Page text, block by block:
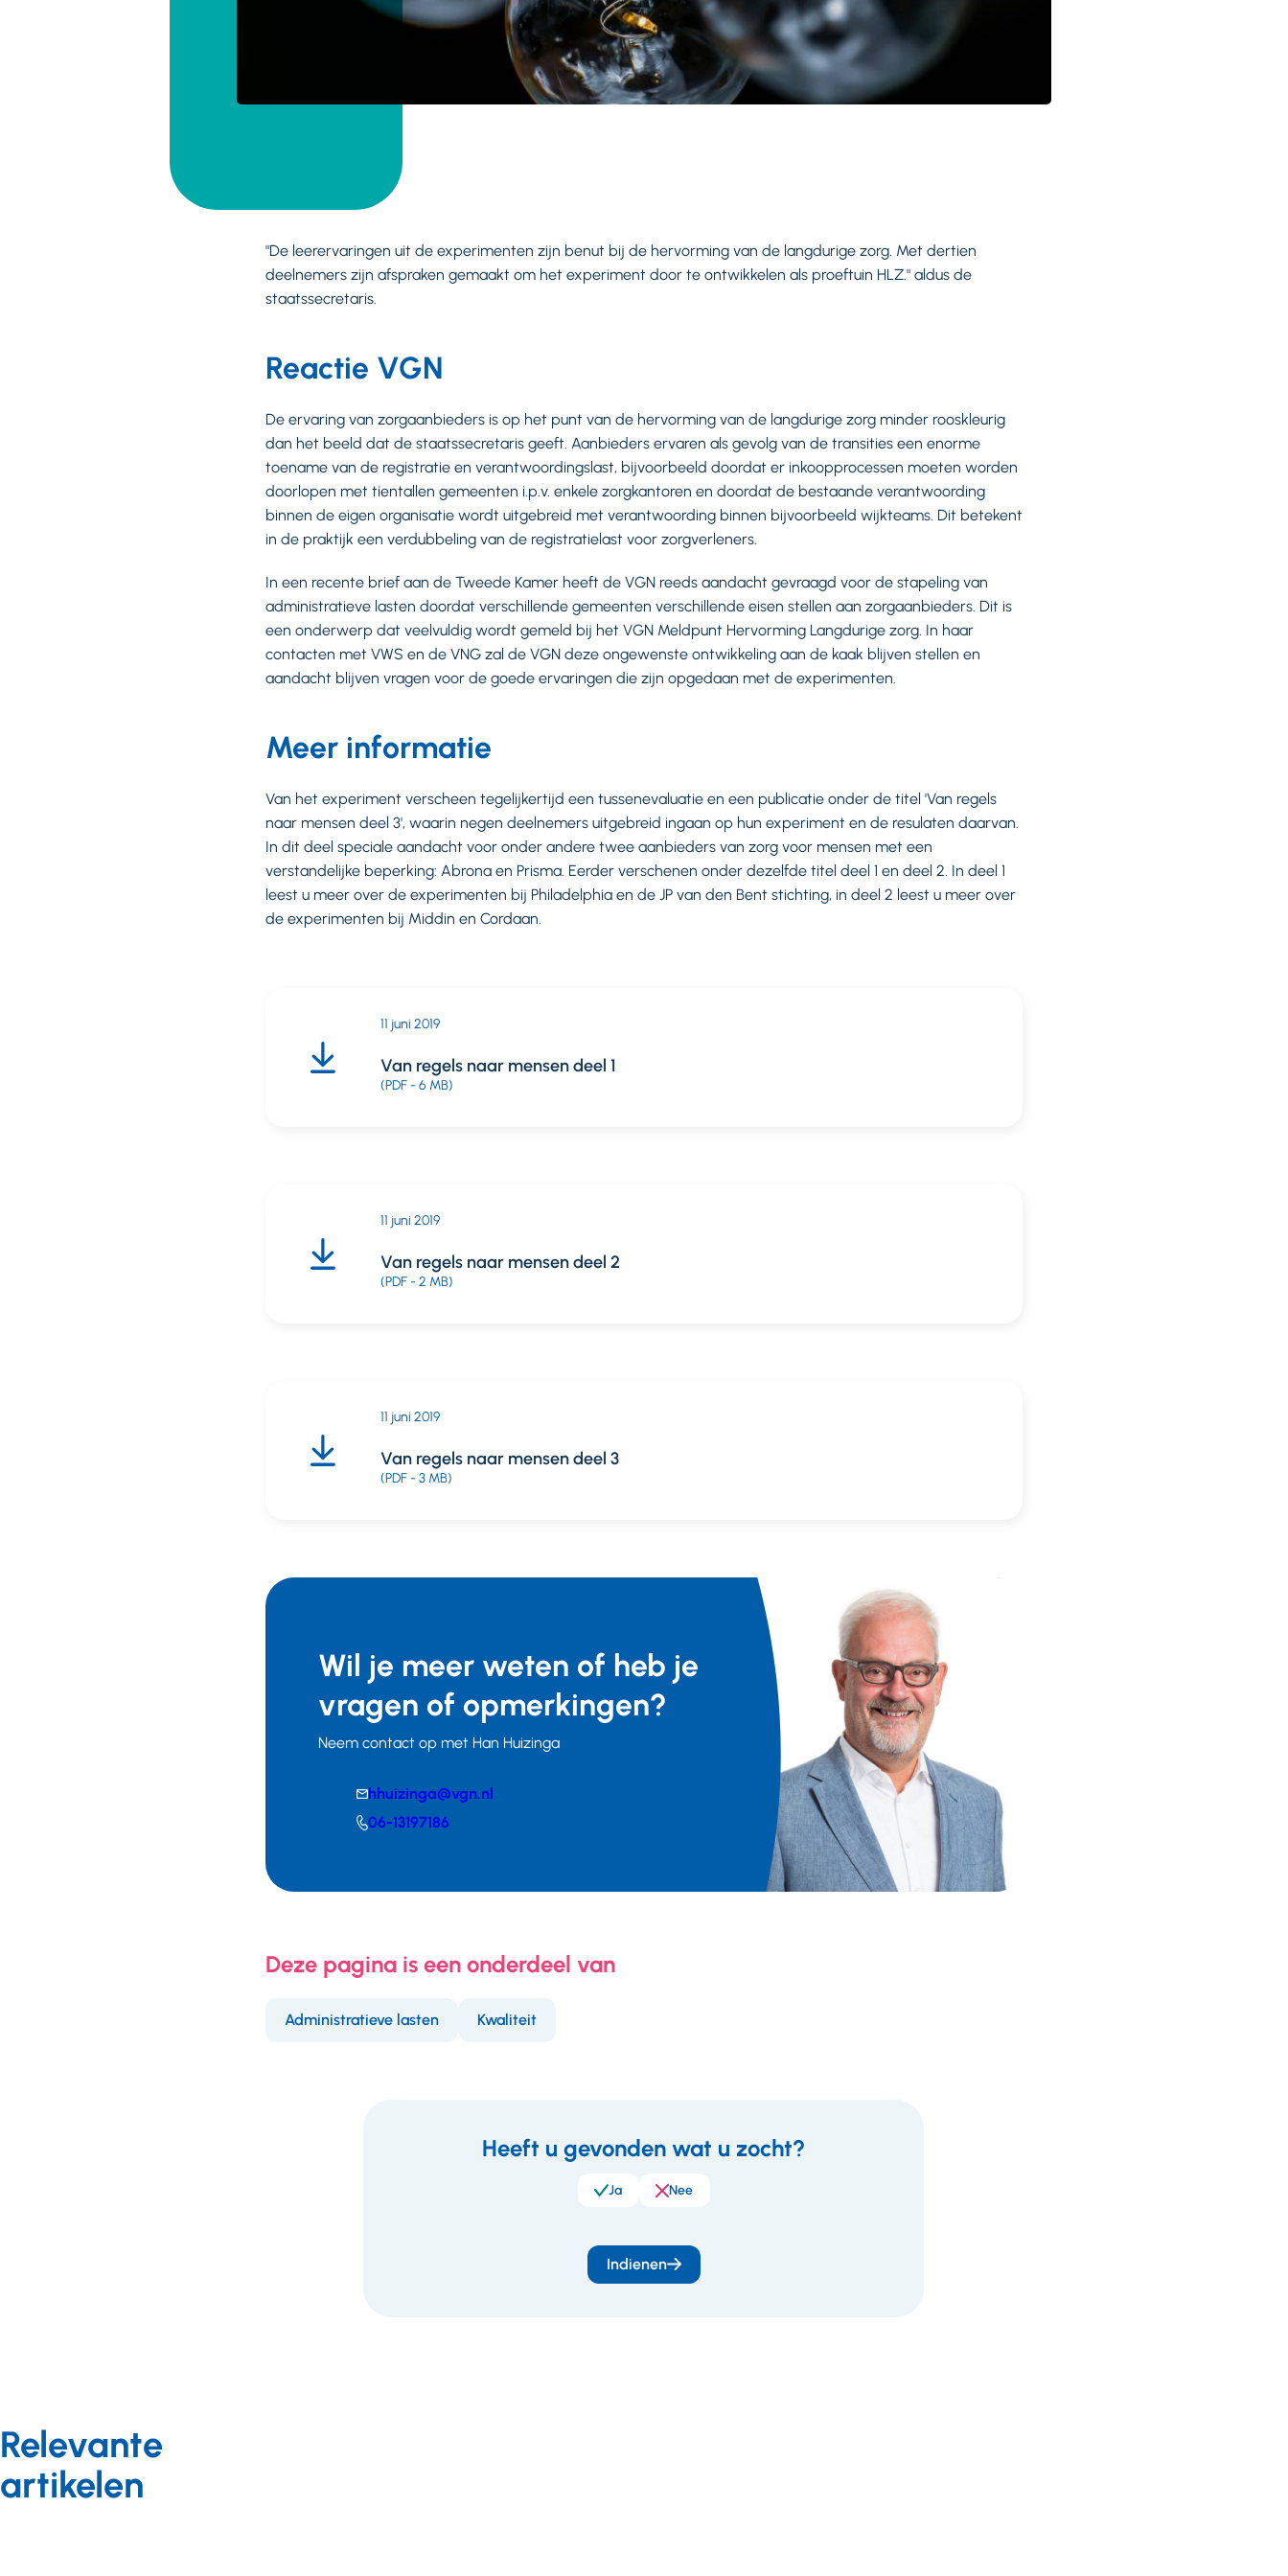
"De leerervaringen uit de experimenten zijn benut bij de hervorming van de langdurige zorg. Met dertien
deelnemers zijn afspraken gemaakt om het experiment door te ontwikkelen als proeftuin HLZ." aldus de
staatssecretaris.
Reactie VGN
De ervaring van zorgaanbieders is op het punt van de hervorming van de langdurige zorg minder rooskleurig
dan het beeld dat de staatssecretaris geeft. Aanbieders ervaren als gevolg van de transities een enorme
toename van de registratie en verantwoordingslast, bijvoorbeeld doordat er inkoopprocessen moeten worden
doorlopen met tientallen gemeenten i.p.v. enkele zorgkantoren en doordat de bestaande verantwoording
binnen de eigen organisatie wordt uitgebreid met verantwoording binnen bijvoorbeeld wijkteams. Dit betekent
in de praktijk een verdubbeling van de registratielast voor zorgverleners.
In een recente brief aan de Tweede Kamer heeft de VGN reeds aandacht gevraagd voor de stapeling van
administratieve lasten doordat verschillende gemeenten verschillende eisen stellen aan zorgaanbieders. Dit is
een onderwerp dat veelvuldig wordt gemeld bij het VGN Meldpunt Hervorming Langdurige zorg. In haar
contacten met VWS en de VNG zal de VGN deze ongewenste ontwikkeling aan de kaak blijven stellen en
aandacht blijven vragen voor de goede ervaringen die zijn opgedaan met de experimenten.
Meer informatie
Van het experiment verscheen tegelijkertijd een tussenevaluatie en een publicatie onder de titel 'Van regels
naar mensen deel 3', waarin negen deelnemers uitgebreid ingaan op hun experiment en de resulaten daarvan.
In dit deel speciale aandacht voor onder andere twee aanbieders van zorg voor mensen met een
verstandelijke beperking: Abrona en Prisma. Eerder verschenen onder dezelfde titel deel 1 en deel 2. In deel 1
leest u meer over de experimenten bij Philadelphia en de JP van den Bent stichting, in deel 2 leest u meer over
de experimenten bij Middin en Cordaan.
Van regels naar mensen deel 1
(PDF - 6 MB)
11 juni 2019
Van regels naar mensen deel 2
(PDF - 2 MB)
11 juni 2019
Van regels naar mensen deel 3
(PDF - 3 MB)
11 juni 2019
Wil je meer weten of heb je
vragen of opmerkingen?
Neem contact op met Han Huizinga
hhuizinga@vgn.nl
Telefoonnummer
06-13197186
Deze pagina is een onderdeel van
Administratieve lasten Kwaliteit
Heeft u gevonden wat u zocht?
Ja Nee
Indienen
Relevante
artikelen